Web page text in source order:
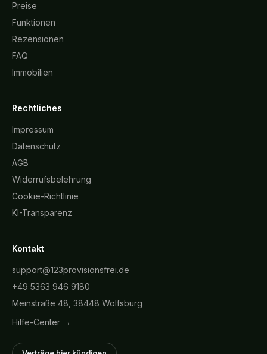
Preise
Funktionen
Rezensionen
FAQ
Immobilien
Rechtliches
Impressum
Datenschutz
AGB
Widerrufsbelehrung
Cookie-Richtlinie
KI-Transparenz
Kontakt
support@123provisionsfrei.de
+49 5363 946 9180
Meinstraße 48, 38448 Wolfsburg
Hilfe-Center →